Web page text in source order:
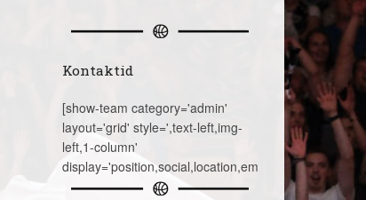
Kontaktid
[show-team category='admin'
layout='grid' style=',text-left,img-
left,1-column'